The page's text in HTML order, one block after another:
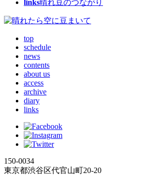
links晴れ豆のつながり
top
schedule
news
contents
about us
access
archive
diary
links
150-0034
東京都渋谷区代官山町20-20